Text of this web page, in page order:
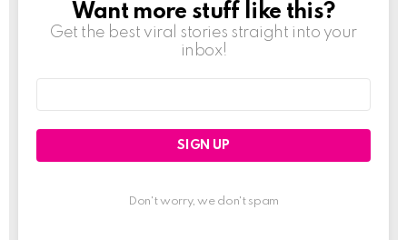
NEWSLETTER
Want more stuff like this?
Get the best viral stories straight into your
inbox!
Don't worry, we don't spam